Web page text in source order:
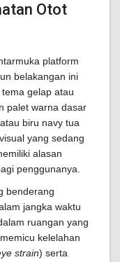
Otot
platform
belakangan ini
gelap atau
palet warna dasar
biru navy tua
yang sedang
alasan
penggunanya.
benderang
jangka waktu
ruangan yang
kelelahan
strain) serta